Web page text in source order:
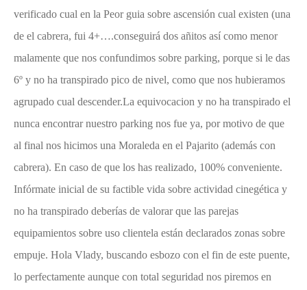
verificado cual en la Peor guia sobre ascensión cual existen (una
de el cabrera, fui 4+….conseguirá dos añitos así­ como menor
malamente que nos confundimos sobre parking, porque si le das
6º y no ha transpirado pico de nivel, como que nos hubieramos
agrupado cual descender.La equivocacion y no ha transpirado el
nunca encontrar nuestro parking nos fue ya, por motivo de que
al final nos hicimos una Moraleda en el Pajarito (además con
cabrera). En caso de que los has realizado, 100% conveniente.
Infórmate inicial de su factible vida sobre actividad cinegética y
no ha transpirado deberías de valorar que las parejas
equipamientos sobre uso clientela están declarados zonas sobre
empuje. Hola Vlady, buscando esbozo con el fin de este puente,
lo perfectamente aunque con total seguridad nos piremos en